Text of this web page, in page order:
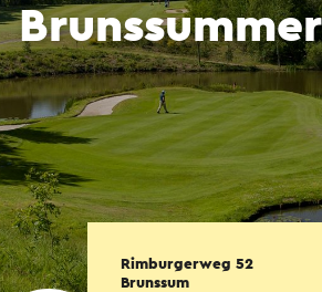
Rimburgerweg 52
Brunssum